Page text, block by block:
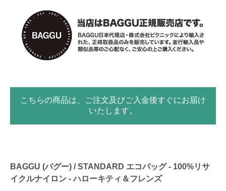
こちらの商品は、ご注文及びご入金後すぐにお届け
いたします。
BAGGU (バグー) / STANDARD エコバッグ - 100%リサ
イクルナイロン - ハローキティ＆フレンズ